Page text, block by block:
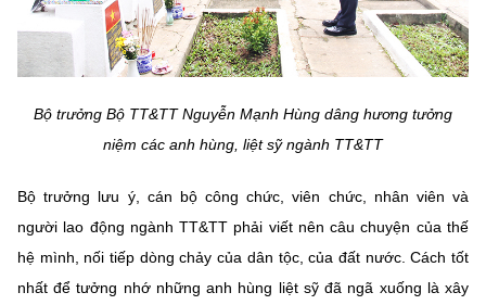
Bộ trưởng Bộ TT&TT Nguyễn Mạnh Hùng dâng hương tưởng
niệm các anh hùng, liệt sỹ ngành TT&TT
Bộ trưởng lưu ý, cán bộ công chức, viên chức, nhân viên và
người lao động ngành TT&TT phải viết nên câu chuyện của thế
hệ mình, nối tiếp dòng chảy của dân tộc, của đất nước. Cách tốt
nhất để tưởng nhớ những anh hùng liệt sỹ đã ngã xuống là xây